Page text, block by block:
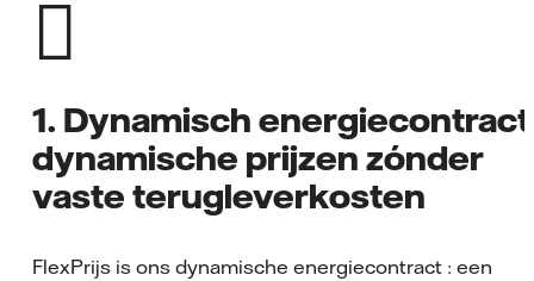
1. Dynamisch
dynamische prijzen zónder
vaste terugleverkosten
FlexPrijs is ons dynamische energiecontract : een